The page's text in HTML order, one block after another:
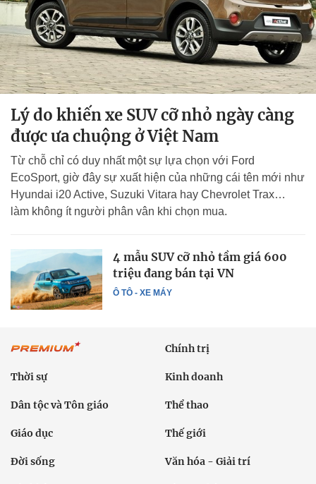
Lý do khiến xe SUV cỡ nhỏ ngày càng
được ưa chuộng ở Việt Nam
Từ chỗ chỉ có duy nhất một sự lựa chọn với Ford
EcoSport, giờ đây sự xuất hiện của những cái tên mới như
Hyundai i20 Active, Suzuki Vitara hay Chevrolet Trax…
làm không ít người phân vân khi chọn mua.
Ô TÔ - XE MÁY
4 mẫu SUV cỡ nhỏ tầm giá 600
triệu đang bán tại VN
Chính trị
Thời sự Kinh doanh
Dân tộc và Tôn giáo Thể thao
Giáo dục Thế giới
Đời sống Văn hóa - Giải trí